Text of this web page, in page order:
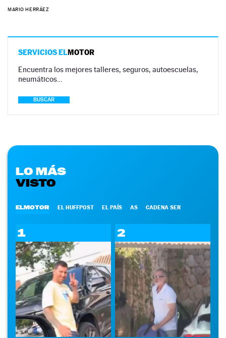
MARIO HERRÁEZ
SERVICIOS ELMOTOR
Encuentra los mejores talleres, seguros, autoescuelas,
neumáticos…
BUSCAR
LO MÁS
VISTO
ELMOTOR EL HUFFPOST EL PAÍS AS CADENA SER
1 2